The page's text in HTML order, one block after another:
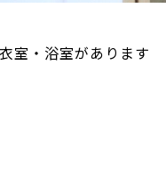
室・浴室があります